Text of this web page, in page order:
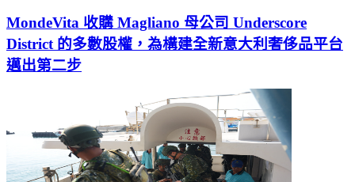
MondeVita 收購 Magliano 母公司 Underscore
District 的多數股權，為構建全新意大利奢侈品平台
邁出第二步